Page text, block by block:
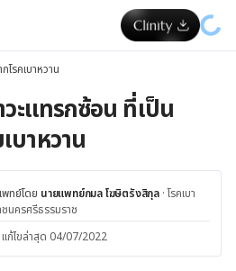
โรคเบาหวาน
วะแทรกซ้อน ที่เป็น
บาหวาน
ทย์โดย นายแพทย์กมล โฆษิตรังสิกุล ·โรคเบา
นครศรีธรรมราช
แก้ไขล่าสุด 04/07/2022